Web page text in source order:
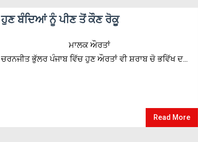
ਹੁਣ ਬੰਦਿਆਂ ਨੂੰ ਪੀਣ ਤੋਂ ਕੌਣ ਰੋਕੂ
ਮਾਲਕ ਔਰਤਾਂ
ਚਰਨਜੀਤ ਭੁੱਲਰ ਪੰਜਾਬ ਵਿੱਚ ਹੁਣ ਔਰਤਾਂ ਵੀ ਸ਼ਰਾਬ ਚੋ ਭਵਿੱਖ ਦ...
Read More